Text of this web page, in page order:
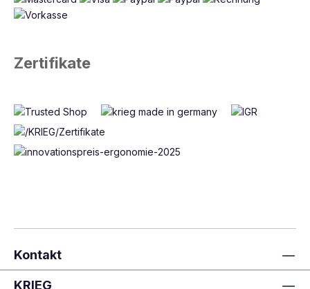
Zertifikate
Kontakt
KRIEG